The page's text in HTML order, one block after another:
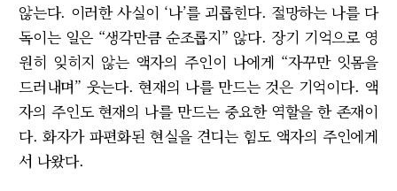
않는다. 이러한 사실이 ‘나’를 괴롭힌다. 절망하는 나를 다
독이는 일은 “생각만큼 순조롭지” 않다. 장기 기억으로 영
원히 잊히지 않는 액자의 주인이 나에게 “자꾸만 잇몸을
드러내며” 웃는다. 현재의 나를 만드는 것은 기억이다. 액
자의 주인도 현재의 나를 만드는 중요한 역할을 한 존재이
다. 화자가 파편화된 현실을 견디는 힘도 액자의 주인에게
서 나왔다.